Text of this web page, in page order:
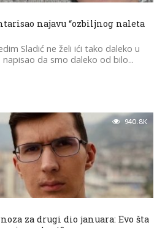
najavu “ozbiljnog naleta
Sladić ne želi ići tako daleko u
da smo daleko od bilo...
940.8K
za drugi dio januara: Evo šta